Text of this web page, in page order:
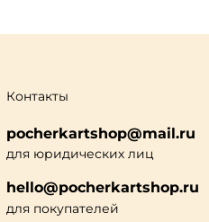
Контакты
pocherkartshop@mail.ru
для юридических лиц
hello@pocherkartshop.ru
для покупателей